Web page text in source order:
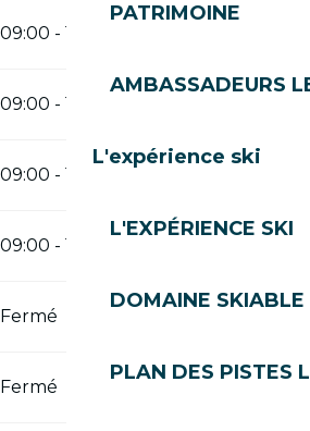
PATRIMOINE
AMBASSADEURS
L'expérience ski
L'EXPÉRIENCE SKI
DOMAINE SKIABLE
PLAN DES PISTES
09:00 - 18:00
09:00 - 18:00
09:00 - 18:00
09:00 - 18:00
Fermé
Fermé